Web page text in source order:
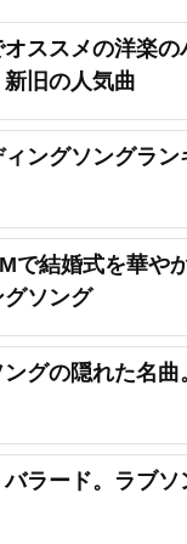
ススメの洋楽の
旧の人気曲
ングソングラン
で結婚式を華や
ソング
グの隠れた名曲
バラード。ラブ